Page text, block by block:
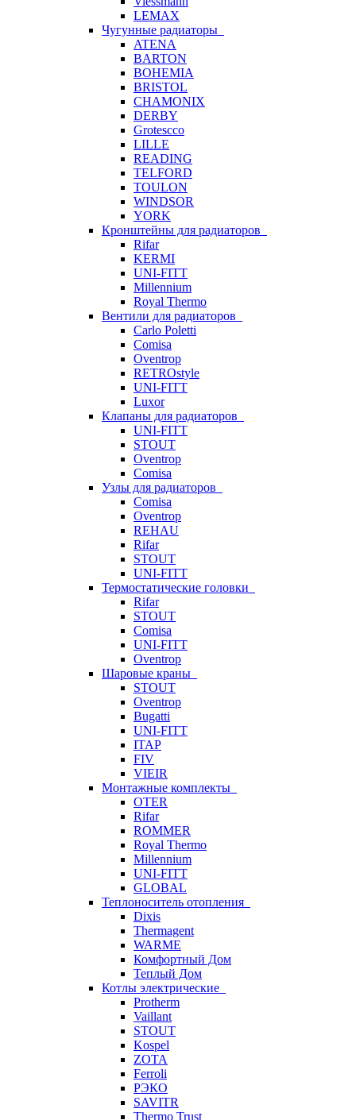
LEMAX
Чугунные радиаторы
ATENA
BARTON
BOHEMIA
BRISTOL
CHAMONIX
DERBY
Grotescco
LILLE
READING
TELFORD
TOULON
WINDSOR
YORK
Кронштейны для радиаторов
Rifar
KERMI
UNI-FITT
Millennium
Royal Thermo
Вентили для радиаторов
Carlo Poletti
Comisa
Oventrop
RETROstyle
UNI-FITT
Luxor
Клапаны для радиаторов
UNI-FITT
STOUT
Oventrop
Comisa
Узлы для радиаторов
Comisa
Oventrop
REHAU
Rifar
STOUT
UNI-FITT
Термостатические головки
Rifar
STOUT
Comisa
UNI-FITT
Oventrop
Шаровые краны
STOUT
Oventrop
Bugatti
UNI-FITT
ITAP
FIV
VIEIR
Монтажные комплекты
OTER
Rifar
ROMMER
Royal Thermo
Millennium
UNI-FITT
GLOBAL
Теплоноситель отопления
Dixis
Thermagent
WARME
Комфортный Дом
Теплый Дом
Котлы электрические
Protherm
Vaillant
STOUT
Kospel
ZOTA
Ferroli
РЭКО
SAVITR
Thermo Trust